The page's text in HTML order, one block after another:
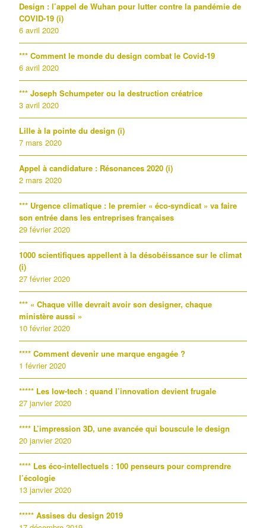
Design : l’appel de Wuhan pour lutter contre la pandémie de
COVID-19 (i)
6 avril 2020
*** Comment le monde du design combat le Covid-19
6 avril 2020
*** Joseph Schumpeter ou la destruction créatrice
3 avril 2020
Lille à la pointe du design (i)
7 mars 2020
Appel à candidature : Résonances 2020 (i)
2 mars 2020
*** Urgence climatique : le premier « éco-syndicat » va faire
son entrée dans les entreprises françaises
29 février 2020
1000 scientifiques appellent à la désobéissance sur le climat
(i)
27 février 2020
*** « Chaque ville devrait avoir son designer, chaque
ministère aussi »
10 février 2020
**** Comment devenir une marque engagée ?
1 février 2020
***** Les low-tech : quand l’innovation devient frugale
27 janvier 2020
**** L’impression 3D, une avancée qui bouscule le design
20 janvier 2020
**** Les éco-intellectuels : 100 penseurs pour comprendre
l’écologie
13 janvier 2020
***** Assises du design 2019